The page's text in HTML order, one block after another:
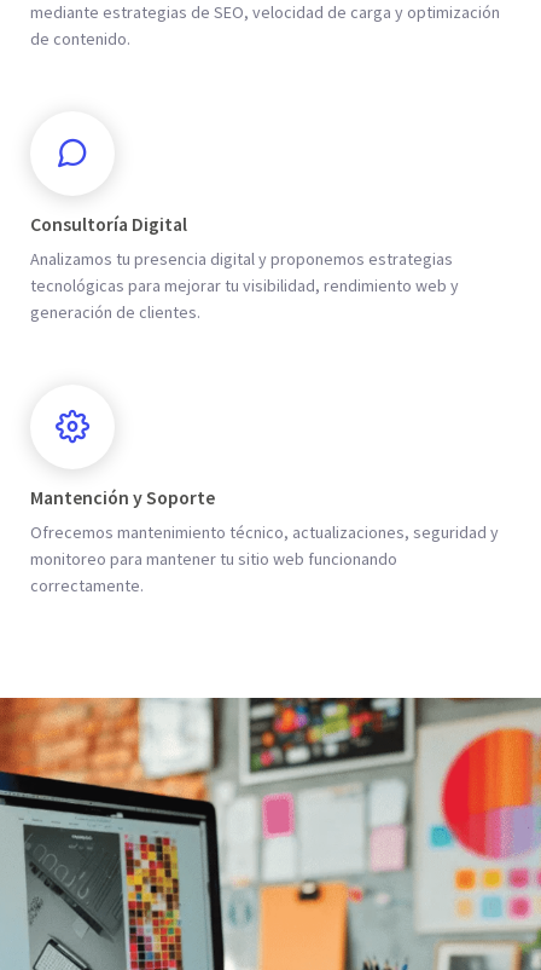
mediante estrategias de SEO, velocidad de carga y optimización
de contenido.
Consultoría Digital
Analizamos tu presencia digital y proponemos estrategias
tecnológicas para mejorar tu visibilidad, rendimiento web y
generación de clientes.
Mantención y Soporte
Ofrecemos mantenimiento técnico, actualizaciones, seguridad y
monitoreo para mantener tu sitio web funcionando
correctamente.